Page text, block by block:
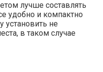
лучше составлять
удобно и компактно
установить не
в таком случае